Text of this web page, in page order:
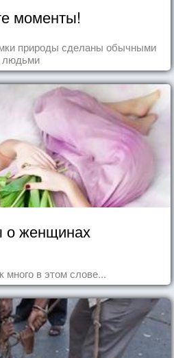
моменты!
природы сделаны обычными
людьми
о женщинах
в этом слове...